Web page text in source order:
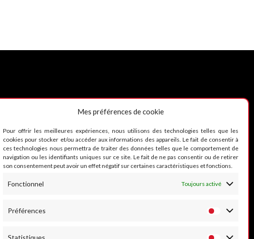
Mes préférences de cookie
Pour offrir les meilleures expériences, nous utilisons des technologies telles que les
cookies pour stocker et/ou accéder aux informations des appareils. Le fait de consentir à
ces technologies nous permettra de traiter des données telles que le comportement de
navigation ou les identifiants uniques sur ce site. Le fait de ne pas consentir ou de retirer
son consentement peut avoir un effet négatif sur certaines caractéristiques et fonctions.
Fonctionnel Toujours activé
Préférences
Statistiques